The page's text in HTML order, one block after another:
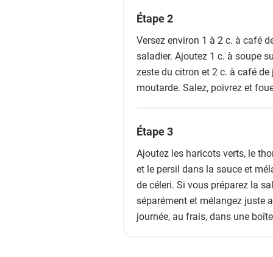
Étape 2
Versez environ 1 à 2 c. à café
saladier. Ajoutez 1 c. à soupe
zeste du citron et 2 c. à café
moutarde. Salez, poivrez et
Étape 3
Ajoutez les haricots verts, le
et le persil dans la sauce et
de céleri. Si vous préparez la
séparément et mélangez juste
journée, au frais, dans une